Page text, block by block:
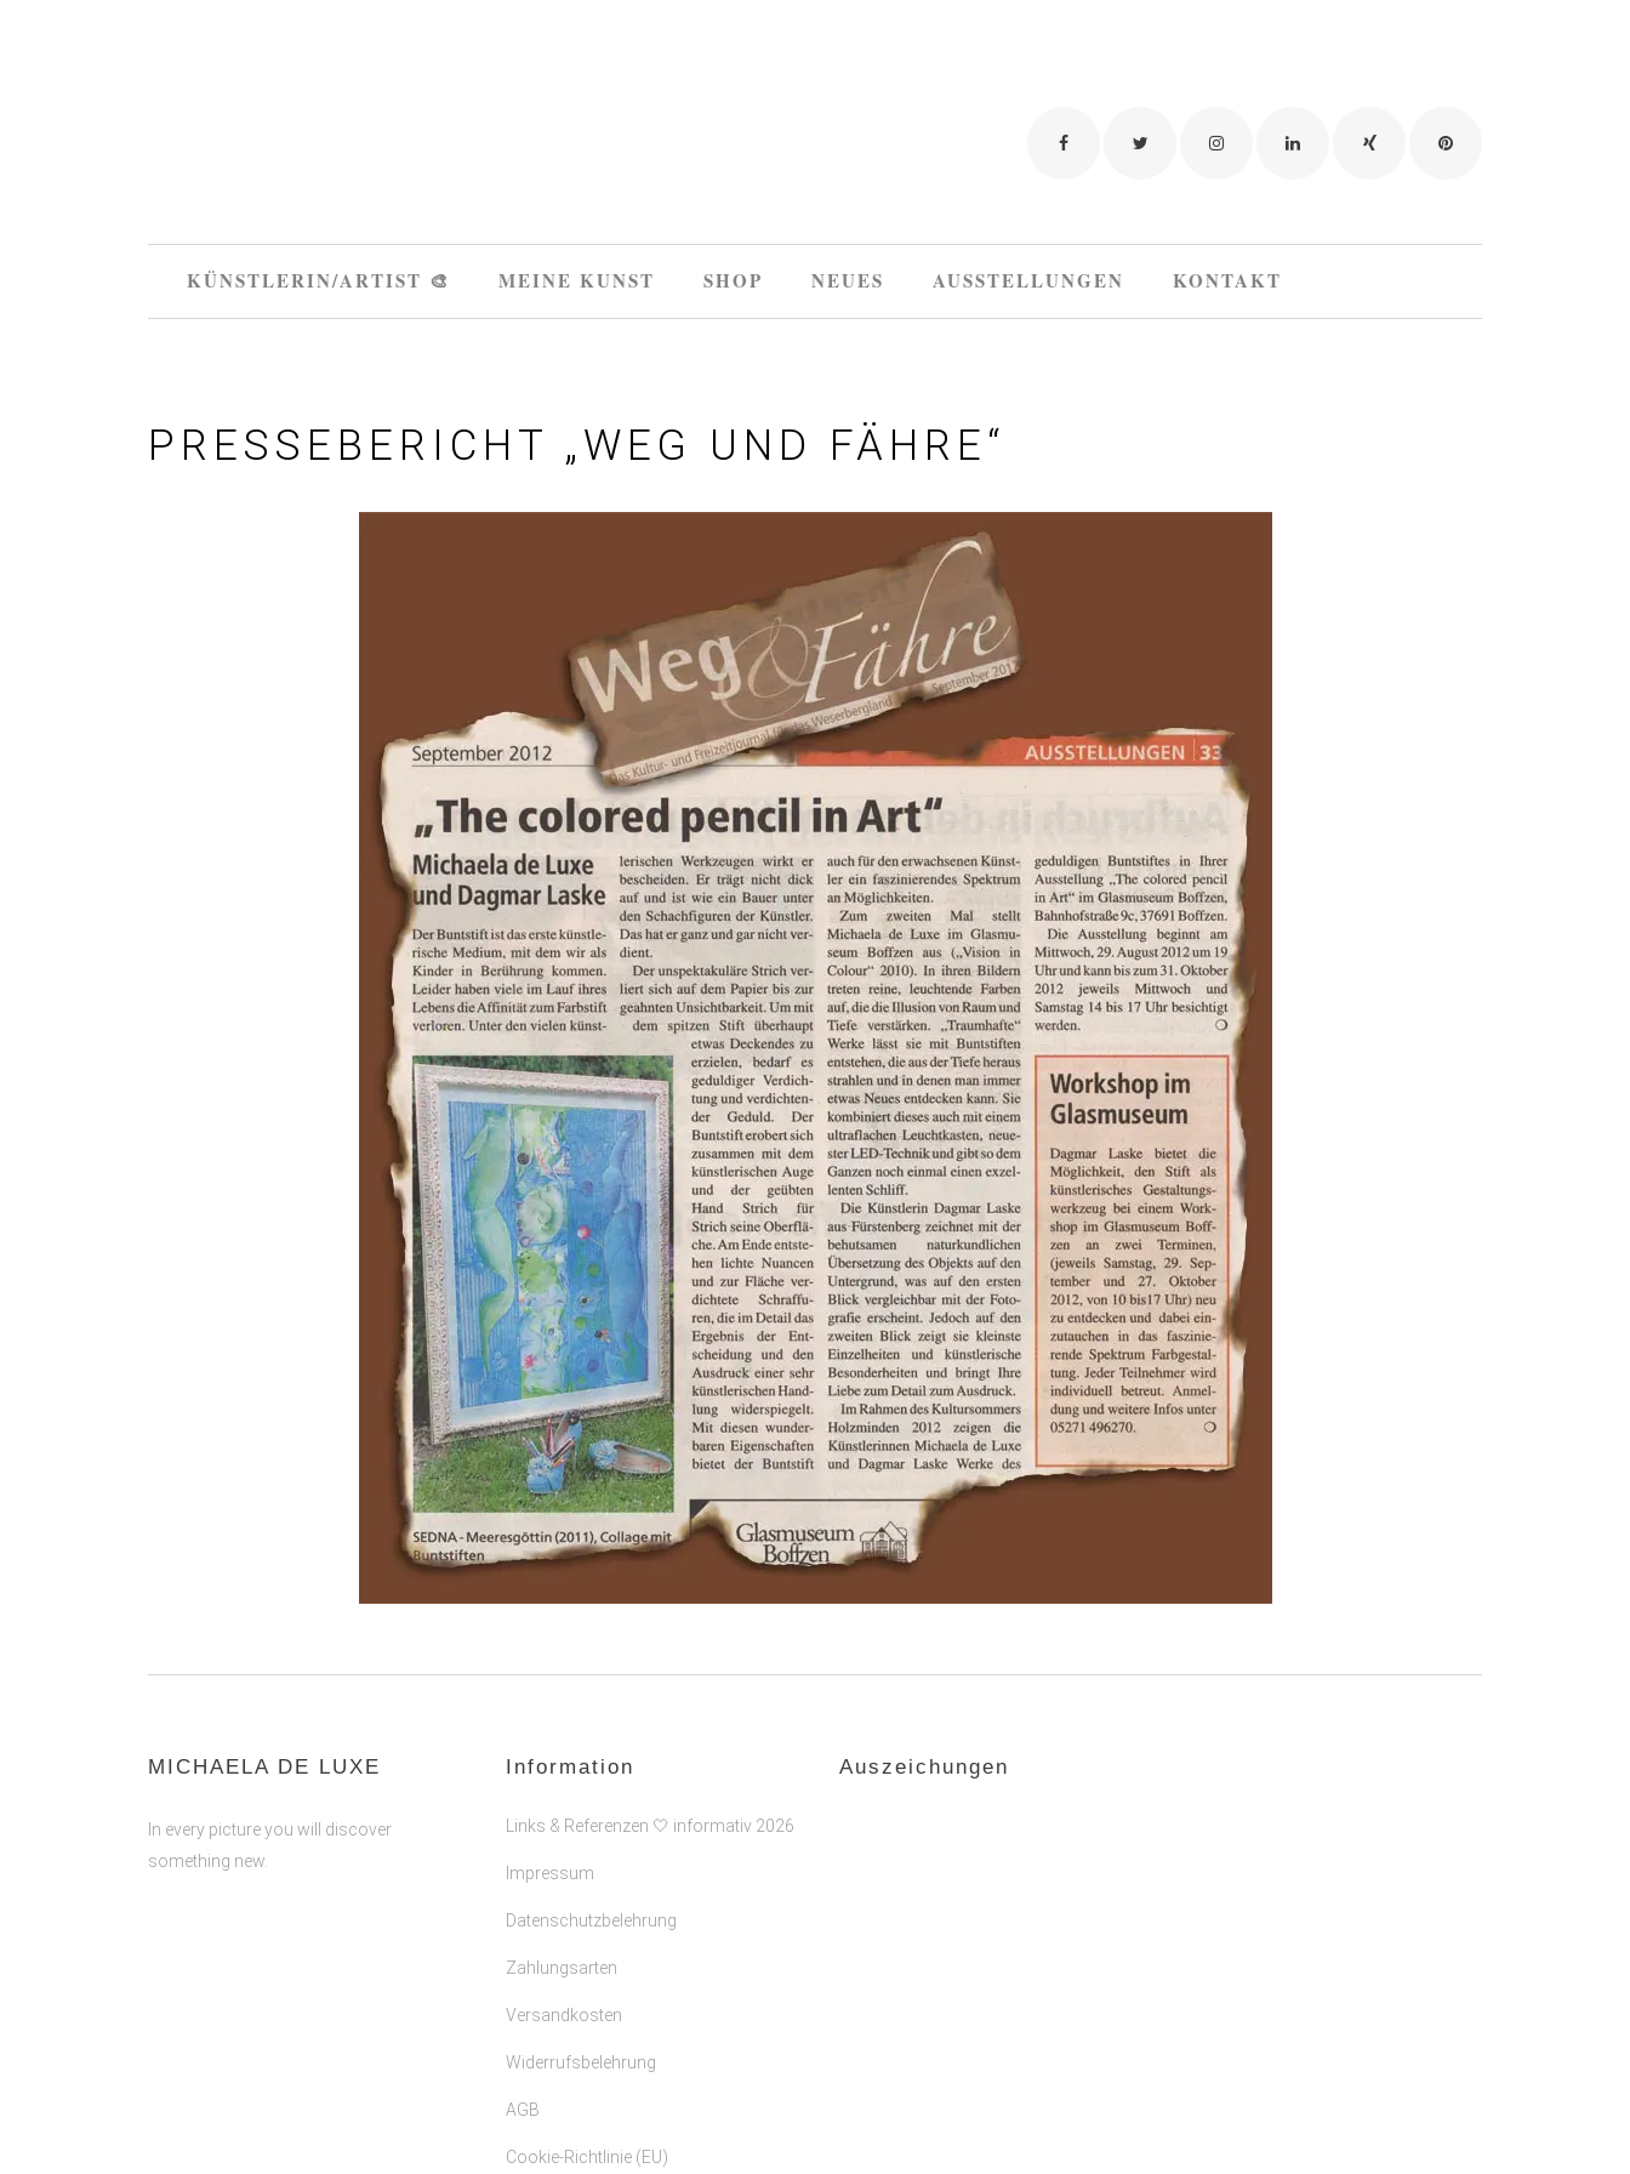
KÜNSTLERIN/ARTIST 🎨 MEINE KUNST SHOP NEUES AUSSTELLUNGEN KONTAKT
PRESSEBERICHT „WEG UND FÄHRE“
MICHAELA DE LUXE
In every picture you will discover
something new.
Information
Links & Referenzen 🤍 informativ 2026
Impressum
Datenschutzbelehrung
Zahlungsarten
Versandkosten
Widerrufsbelehrung
AGB
Cookie-Richtlinie (EU)
Auszeichungen